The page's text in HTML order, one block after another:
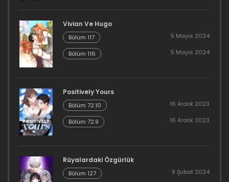
Bölüm 82
16 Aralık 2023
Bölüm 81
16 Aralık 2023
Bölüm 80
16 Aralık 2023
Bölüm 79
Bölüm 78
Vivian Ve Hugo
Bölüm 117 5 Mayıs 2024
Bölüm 116 5 Mayıs 2024
Positively Yours
Bölüm 72.10 16 Aralık 2023
Bölüm 72.9 16 Aralık 2023
Rüyalardaki Özgürlük
Bölüm 127 9 Şubat 2024